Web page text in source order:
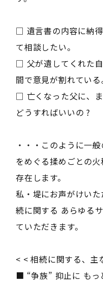
□ 遺言書の内容に納
て相談したい。
□ 父が遺してくれた
間で意見が割れている
□ 亡くなった父に、
どうすればいいの ?
・・・このように一
をめぐる揉めごとの
存在します。
私・堤にお声がけい
続に関する あらゆる
ていただきます。
< < 相続に関する、主
■ “争族” 抑止に もっ